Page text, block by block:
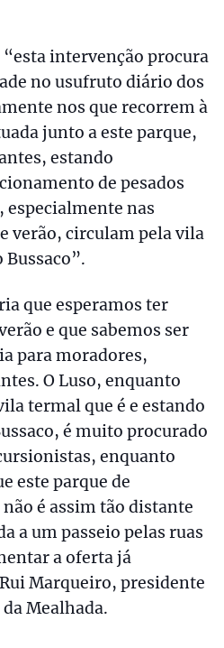
intervenção procura
no usufruto diário dos
nos que recorrem à
junto a este parque,
estando
de pesados
especialmente nas
verão, circulam pela vila
que esperamos ter
e que sabemos ser
para moradores,
O Luso, enquanto
termal que é e estando
é muito procurado
enquanto
este parque de
é assim tão distante
a um passeio pelas ruas
a oferta já
Marqueiro, presidente
Mealhada.